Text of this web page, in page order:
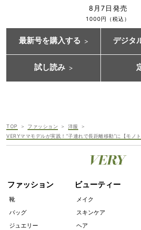
8月7日発売
1000円（税込）
最新号を購入する デジタ
試し読み
TOP ファッション
洋服
VERYママモデルが実践！“子連れで長距離移動”に【モノ
ファッション
靴
バッグ
ジュエリー
ビューティー
メイク
スキンケア
ヘア